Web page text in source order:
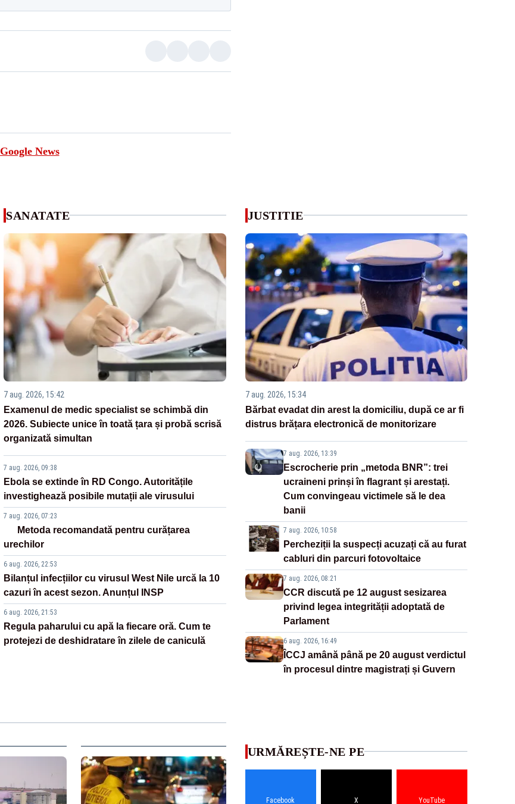
Google News
SANATATE
7 aug. 2026, 15:42
Examenul de medic specialist se schimbă din
2026. Subiecte unice în toată țara și probă scrisă
organizată simultan
7 aug. 2026, 09:38
Ebola se extinde în RD Congo. Autoritățile
investighează posibile mutații ale virusului
7 aug. 2026, 07:23
Metoda recomandată pentru curățarea
urechilor
6 aug. 2026, 22:53
Bilanțul infecțiilor cu virusul West Nile urcă la 10
cazuri în acest sezon. Anunțul INSP
6 aug. 2026, 21:53
Regula paharului cu apă la fiecare oră. Cum te
protejezi de deshidratare în zilele de caniculă
JUSTITIE
7 aug. 2026, 15:34
Bărbat evadat din arest la domiciliu, după ce ar fi
distrus brățara electronică de monitorizare
7 aug. 2026, 13:39
Escrocherie prin „metoda BNR”: trei
ucraineni prinși în flagrant și arestați.
Cum convingeau victimele să le dea
banii
7 aug. 2026, 10:58
Percheziții la suspecți acuzați că au furat
cabluri din parcuri fotovoltaice
7 aug. 2026, 08:21
CCR discută pe 12 august sesizarea
privind legea integrității adoptată de
Parlament
6 aug. 2026, 16:49
ÎCCJ amână până pe 20 august verdictul
în procesul dintre magistrați și Guvern
URMĂREȘTE-NE PE
Facebook X YouTube